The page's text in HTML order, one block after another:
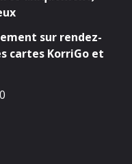
sur rendez-
cartes KorriGo et